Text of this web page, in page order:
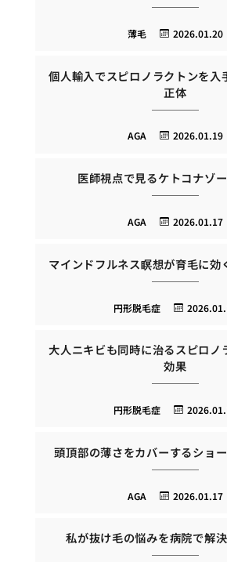
2026.01.20
薄毛
個人輸入でスピロノラクトンを入
正体
2026.01.19
AGA
医師視点で見るケトコナゾ
2026.01.17
AGA
マインドフルネス瞑想が育毛に効
円形脱毛症
大人ニキビも同時に治るスピロノ
効果
円形脱毛症
頭頂部の薄さをカバーするショ
2026.01.17
AGA
私が抜け毛の悩みを病院で解